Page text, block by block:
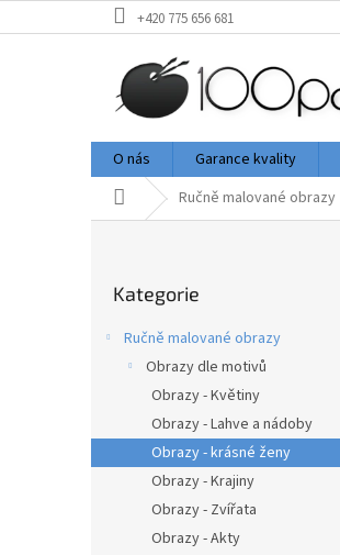
na
+420 775 656 681
O nás Garance kvality
Domů Ručně malované obrazy
a
kategorie
Kategorie
Ručně malované obrazy
Obrazy dle motivů
Obrazy - Květiny
Obrazy - Lahve a nádoby
Obrazy - krásné ženy
Obrazy - Krajiny
Obrazy - Zvířata
Obrazy - Akty